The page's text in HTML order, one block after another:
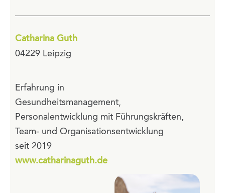
Catharina Guth
04229 Leipzig
Erfahrung in
Gesundheitsmanagement,
Personalentwicklung mit Führungskräften,
Team- und Organisationsentwicklung
seit 2019
www.catharinaguth.de